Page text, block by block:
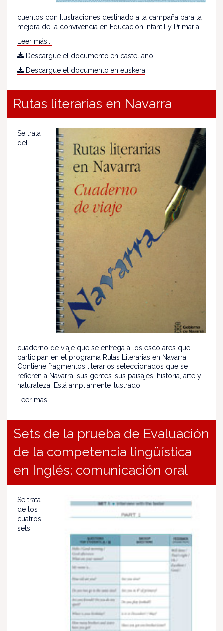
cuentos con Ilustraciones destinado a la campaña para la
mejora de la convivencia en Educación Infantil y Primaria.
Leer más...
Descargue el documento en castellano
Descargue el documento en euskera
Rutas literarias en Navarra
Se trata
del
cuaderno de viaje que se entrega a los escolares que
participan en el programa Rutas Literarias en Navarra.
Contiene fragmentos literarios seleccionados que se
refieren a Navarra, sus gentes, sus paisajes, historia, arte y
naturaleza. Está ampliamente ilustrado.
Leer más...
Sets de la prueba de Evaluación
de la competencia lingüística
en Inglés: comunicación oral
Se trata
de los
cuatros
sets